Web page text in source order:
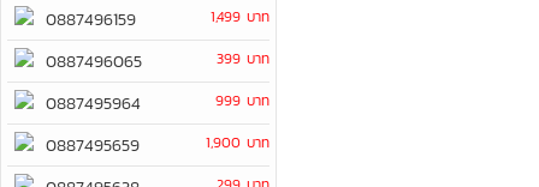
0887496159 1,499 บาท
0887496065 399 บาท
0887495964 999 บาท
0887495659 1,900 บาท